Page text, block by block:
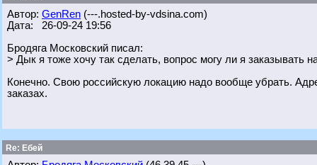
Автор: GenRen (---.hosted-by-vdsina.com)
Дата: 26-09-24 19:56
Бродяга Московский писал:
> Дык я тоже хочу так сделать, вопрос могу ли я заказывать
Конечно. Свою российскую локацию надо вообще убрать.
заказах.
Re: Ебей